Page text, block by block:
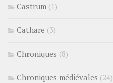
Castrum (1)
Cathare (3)
Chroniques (8)
Chroniques médiévales (24)